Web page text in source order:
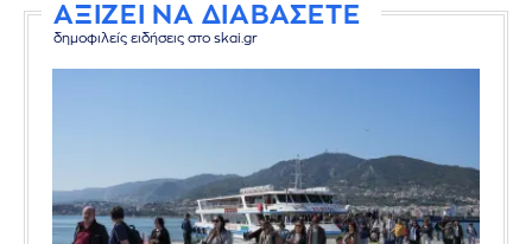
ΑΞΙΖΕΙ ΝΑ ΔΙΑΒΑΣΕΤΕ
δημοφιλείς ειδήσεις στο skai.gr